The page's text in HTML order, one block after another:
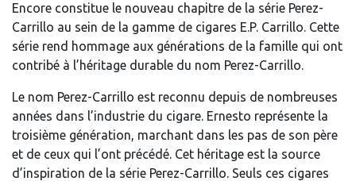
Encore constitue le nouveau chapitre de la série Perez-
Carrillo au sein de la gamme de cigares E.P. Carrillo. Cette
série rend hommage aux générations de la famille qui ont
contribé à l’héritage durable du nom Perez-Carrillo.
Le nom Perez-Carrillo est reconnu depuis de nombreuses
années dans l’industrie du cigare. Ernesto représente la
troisième génération, marchant dans les pas de son père
et de ceux qui l’ont précédé. Cet héritage est la source
d’inspiration de la série Perez-Carrillo. Seuls ces cigares